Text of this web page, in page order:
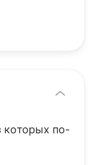
которых по-